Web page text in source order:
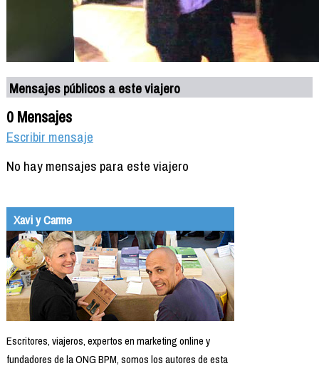
Mensajes públicos a este viajero
0 Mensajes
Escribir mensaje
No hay mensajes para este viajero
Xavi y Carme
Escritores, viajeros, expertos en marketing online y
fundadores de la ONG BPM, somos los autores de esta